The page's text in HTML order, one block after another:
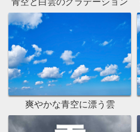
爽やかな青空に漂う雲